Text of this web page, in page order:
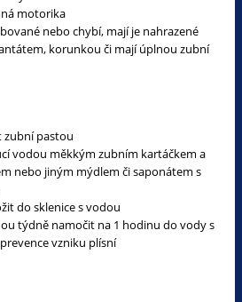
motorika
nebo chybí, mají je nahrazené
korunkou či mají úplnou zubní
zubní pastou
vodou měkkým zubním kartáčkem a
nebo jiným mýdlem či saponátem s
do sklenice s vodou
týdně namočit na 1 hodinu do vody s
vzniku plísní